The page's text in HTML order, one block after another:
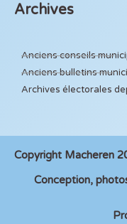
Archives
Anciens conseils
Anciens bulletins
Archives électorales
Copyright Macheren
Conception,